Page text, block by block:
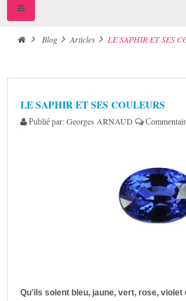
Toggle
navigation
>
Blog > Articles > LE SAPHIR ET SES
LE SAPHIR ET SES COULEURS
Publié par: Georges ARNAUD
Qu'ils soient bleu, jaune, vert, rose, violet